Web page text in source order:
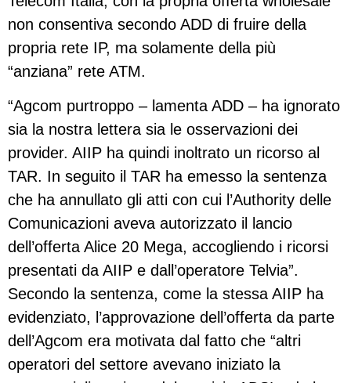
non consentiva secondo ADD di fruire della
propria rete IP, ma solamente della più
“anziana” rete ATM.
“Agcom purtroppo – lamenta ADD – ha ignorato
sia la nostra lettera sia le osservazioni dei
provider. AIIP ha quindi inoltrato un ricorso al
TAR. In seguito il TAR ha emesso la sentenza
che ha annullato gli atti con cui l’Authority delle
Comunicazioni aveva autorizzato il lancio
dell’offerta Alice 20 Mega, accogliendo i ricorsi
presentati da AIIP e dall’operatore Telvia”.
Secondo la sentenza, come la stessa AIIP ha
evidenziato, l’approvazione dell’offerta da parte
dell’Agcom era motivata dal fatto che “altri
operatori del settore avevano iniziato la